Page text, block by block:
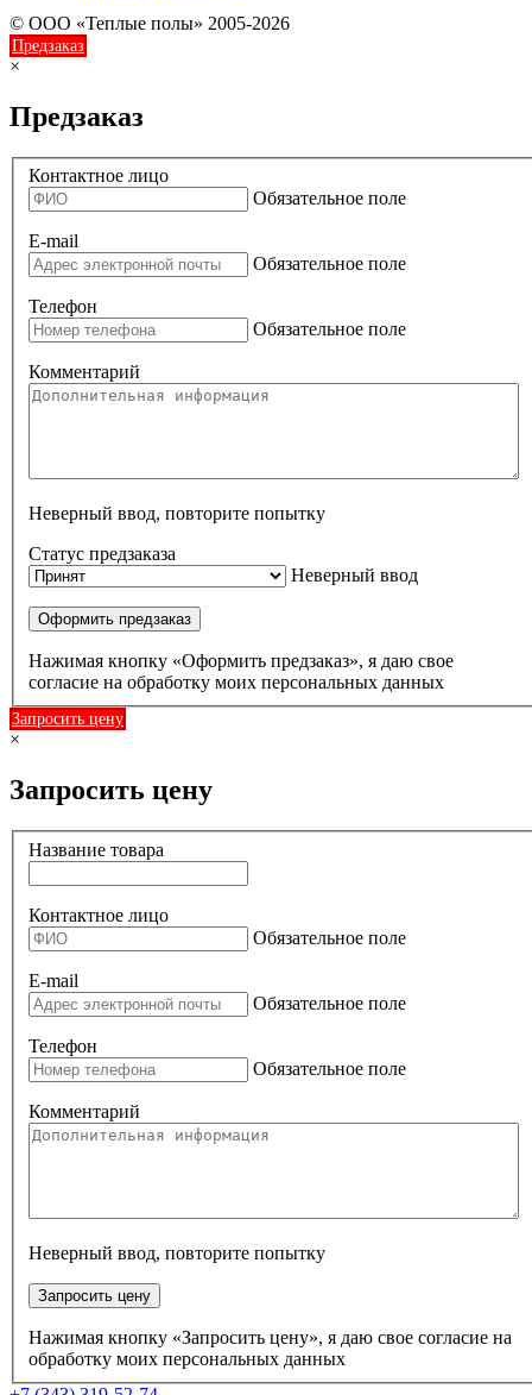
© ООО «Теплые полы» 2005-2026
Предзаказ
×
Предзаказ
Контактное лицо
Обязательное поле
E-mail
Обязательное поле
Телефон
Обязательное поле
Комментарий
Неверный ввод, повторите попытку
Статус предзаказа
Неверный ввод
Оформить предзаказ
Нажимая кнопку «Оформить предзаказ», я даю свое
согласие на обработку моих персональных данных
Запросить цену
×
Запросить цену
Название товара
Контактное лицо
Обязательное поле
E-mail
Обязательное поле
Телефон
Обязательное поле
Комментарий
Неверный ввод, повторите попытку
Запросить цену
Нажимая кнопку «Запросить цену», я даю свое согласие на
обработку моих персональных данных